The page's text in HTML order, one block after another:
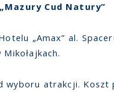
Cud Natury”
„Amax” al.
atrakcji. Koszt